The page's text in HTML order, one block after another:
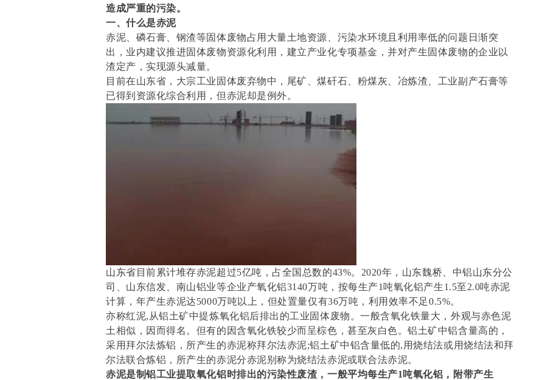
造成严重的污染。
一、什么是赤泥
赤泥、磷石膏、钢渣等固体废物占用大量土地资源、污染水环境且利用率低的问题日渐突
出，业内建议推进固体废物资源化利用，建立产业化专项基金，并对产生固体废物的企业以
渣定产，实现源头减量。
目前在山东省，大宗工业固体废弃物中，尾矿、煤矸石、粉煤灰、冶炼渣、工业副产石膏等
已得到资源化综合利用，但赤泥却是例外。
山东省目前累计堆存赤泥超过5亿吨，占全国总数的43%。2020年，山东魏桥、中铝山东分公
司、山东信发、南山铝业等企业产氧化铝3140万吨，按每生产1吨氧化铝产生1.5至2.0吨赤泥
计算，年产生赤泥达5000万吨以上，但处置量仅有36万吨，利用效率不足0.5%。
亦称红泥,从铝土矿中提炼氧化铝后排出的工业固体废物。一般含氧化铁量大，外观与赤色泥
土相似，因而得名。但有的因含氧化铁较少而呈棕色，甚至灰白色。铝土矿中铝含量高的，
采用拜尔法炼铝，所产生的赤泥称拜尔法赤泥;铝土矿中铝含量低的,用烧结法或用烧结法和拜
尔法联合炼铝，所产生的赤泥分赤泥别称为烧结法赤泥或联合法赤泥。
赤泥是制铝工业提取氧化铝时排出的污染性废渣，一般平均每生产1吨氧化铝，附带产生